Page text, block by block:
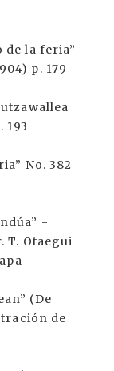
de la feria”
p. 179
193
No. 382
-
T. Otaegui
(De
de